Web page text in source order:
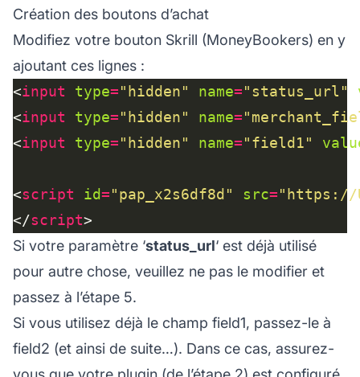
Création des boutons d’achat
Modifiez votre bouton Skrill (MoneyBookers) en y
ajoutant ces lignes :
<input type="hidden" name="status_url"
<input type="hidden" name=
<input type="hidden" name="field1"
<script id="pap_x2s6df8d" src="https://
</script
Si votre paramètre ‘status_url‘ est déjà utilisé
pour autre chose, veuillez ne pas le modifier et
passez à l’étape 5.
Si vous utilisez déjà le champ field1, passez-le à
field2 (et ainsi de suite…). Dans ce cas, assurez-